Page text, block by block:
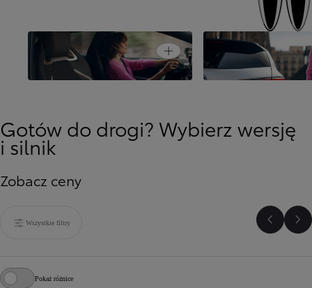
Prostsza jazda
Open card
Bezpieczeństwo
Gotów do drogi? Wybierz wersję
i silnik
Zobacz ceny
Wszystkie filtry
Pokaż różnice